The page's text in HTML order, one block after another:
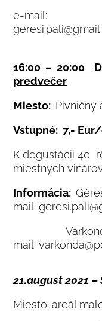
e-mail:
16:00 – 20:00
predvečer
Miesto: Pivničný
Vstupné: 7,-
K degustácii 40
miestnych
Informácia:
mail:
mail:
21.august 2021 –
Miesto: areál